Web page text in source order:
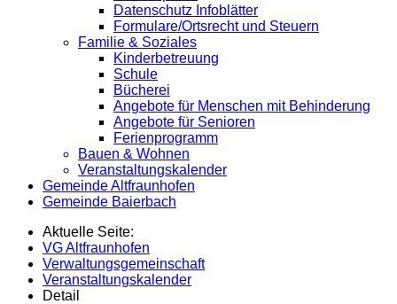
Datenschutz Infoblätter
Formulare/Ortsrecht und Steuern
Familie & Soziales
Kinderbetreuung
Schule
Bücherei
Angebote für Menschen mit Behinderung
Angebote für Senioren
Ferienprogramm
Bauen & Wohnen
Veranstaltungskalender
Gemeinde Altfraunhofen
Gemeinde Baierbach
Aktuelle Seite:
VG Altfraunhofen
Verwaltungsgemeinschaft
Veranstaltungskalender
Detail